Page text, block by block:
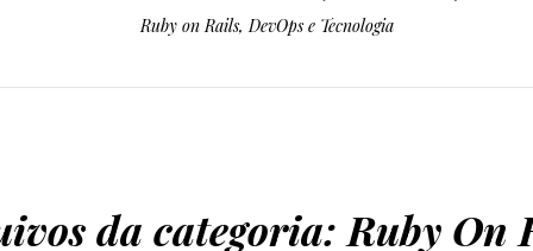
Ruby on Rails, DevOps e Tecnologia
da categoria: Ruby On